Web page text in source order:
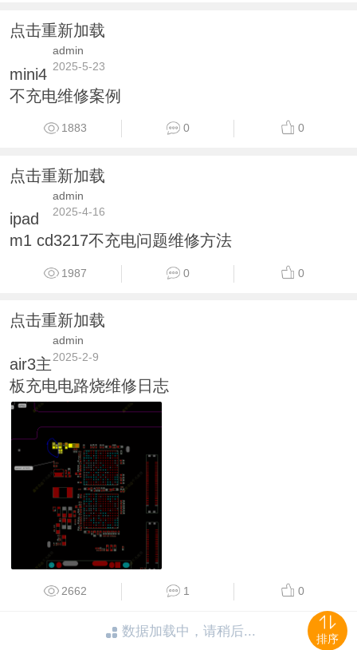
点击重新加载
admin
2025-5-23
mini4
不充电维修案例
1883 0 0
点击重新加载
admin
2025-4-16
ipad
m1 cd3217不充电问题维修方法
1987 0 0
点击重新加载
admin
2025-2-9
air3主
板充电电路烧维修日志
2662 1 0
数据加载中，请稍后...
排序